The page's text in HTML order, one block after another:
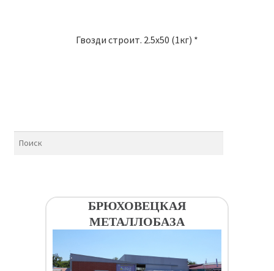
Гвозди строит. 2.5х50 (1кг) *
БРЮХОВЕЦКАЯ
МЕТАЛЛОБАЗА